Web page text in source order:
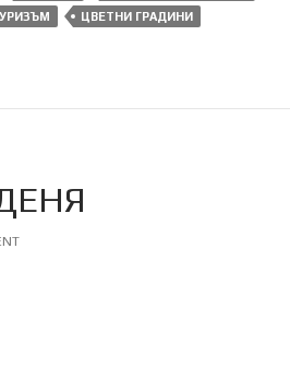
ЦВЕТНИ ГРАДИНИ